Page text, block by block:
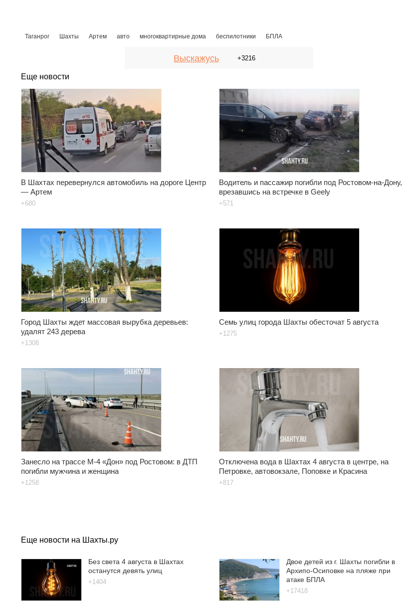
Таганрог Шахты Артем авто многоквартирные дома беспилотники БПЛА
Выскажусь +3216
Еще новости
В Шахтах перевернулся автомобиль на дороге Центр
— Артем
+680
Водитель и пассажир погибли под Ростовом-на-Дону,
врезавшись на встречке в Geely
+571
Город Шахты ждет массовая вырубка деревьев:
удалят 243 дерева
+1308
Семь улиц города Шахты обесточат 5 августа
+1275
Занесло на трассе М-4 «Дон» под Ростовом: в ДТП
погибли мужчина и женщина
+1258
Отключена вода в Шахтах 4 августа в центре, на
Петровке, автовокзале, Поповке и Красина
+817
Еще новости на Шахты.ру
Без света 4 августа в Шахтах
останутся девять улиц
+1404
Двое детей из г. Шахты погибли в
Архипо-Осиповке на пляже при
атаке БПЛА
+17418